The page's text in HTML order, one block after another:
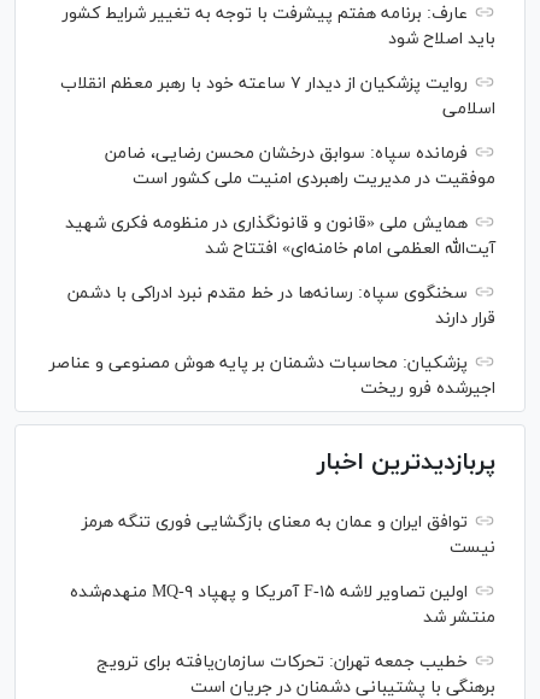
عارف: برنامه هفتم پیشرفت با توجه به تغییر شرایط کشور
باید اصلاح شود
روایت پزشکیان از دیدار ۷ ساعته خود با رهبر معظم انقلاب
اسلامی
فرمانده سپاه: سوابق درخشان محسن رضایی، ضامن
موفقیت در مدیریت راهبردی امنیت ملی کشور است
همایش ملی «قانون و قانونگذاری در منظومه فکری شهید
آیت‌الله العظمی امام خامنه‌ای» افتتاح شد
سخنگوی سپاه: رسانه‌ها در خط مقدم نبرد ادراکی با دشمن
قرار دارند
پزشکیان: محاسبات دشمنان بر پایه هوش مصنوعی و عناصر
اجیرشده فرو ریخت
پربازدیدترین اخبار
توافق ایران و عمان به معنای بازگشایی فوری تنگه هرمز
نیست
اولین تصاویر لاشه F-۱۵ آمریکا و پهپاد MQ-۹ منهدم‌شده
منتشر شد
خطیب جمعه تهران: تحرکات سازمان‌یافته برای ترویج
برهنگی با پشتیبانی دشمنان در جریان است